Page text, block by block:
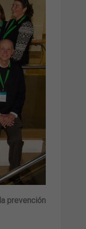
prevención